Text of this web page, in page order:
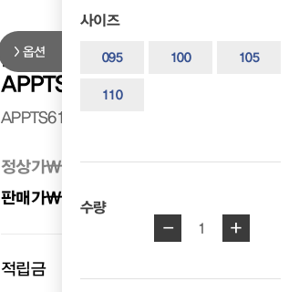
옵션
사이즈
095 100 105
110
수량
- 1 +
버팔로 남성 시보리 배색 카라반팔
APPTS6125MBUFT6
APPTS6125MBUFT6
정상가₩ 98,000
판매가₩ 83,300
적립금